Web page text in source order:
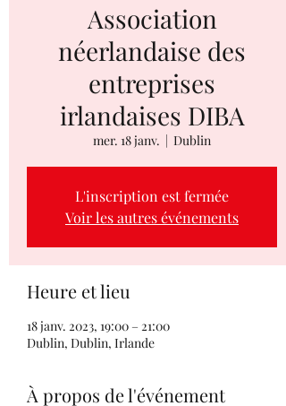
Association
néerlandaise des
entreprises
irlandaises DIBA
mer. 18 janv.
  |
Dublin
L'inscription est fermée
Voir les autres événements
Heure et lieu
18 janv. 2023, 19:00 – 21:00
Dublin, Dublin, Irlande
À propos de l'événement